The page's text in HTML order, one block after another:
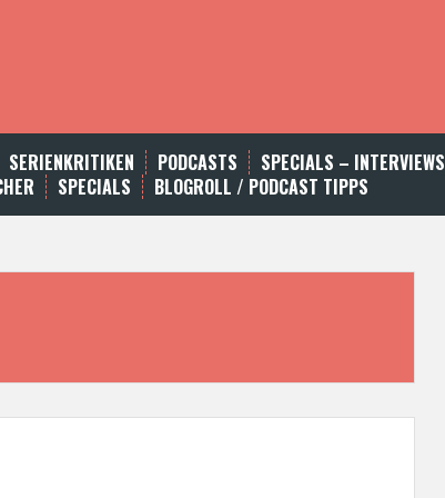
SERIENKRITIKEN PODCASTS SPECIALS – INTERVIEWS
SPECIALS BLOGROLL / PODCAST TIPPS